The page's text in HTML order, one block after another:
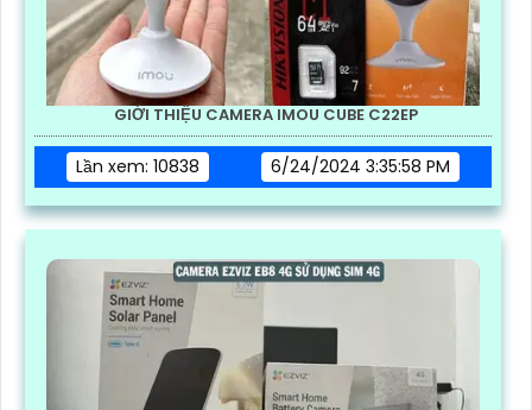
GIỚI THIỆU CAMERA IMOU CUBE C22EP
Lần xem: 10838 6/24/2024 3:35:58 PM